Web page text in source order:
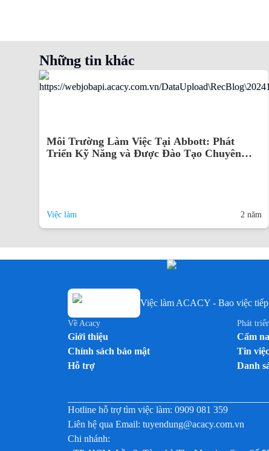
Những tin khác
Môi Trường Làm Việc Tại Abbott: Phát
Triển Kỹ Năng và Được Đào Tạo Chuyên
Việc làm 2 năm
Việc làm ACACY - Bao việc
Về Acacy
Giới thiệu
Chính sách bảo mật
Hỗ trợ
Phát
Cẩm
Tin
Danh
Hotline hỗ trợ tìm việc làm: 0909 081 359
Liên hệ qua Email: tuyendung@acacy.com.vn
Chi nhánh: